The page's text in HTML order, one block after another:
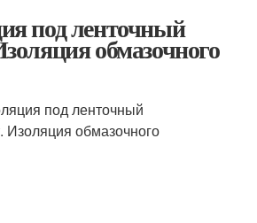
под ленточный
обмазочного